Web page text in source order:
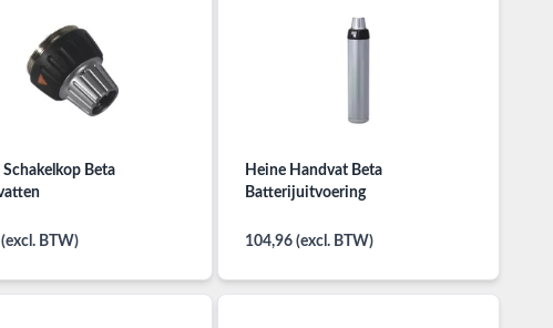
Schakelkop Beta
BTW)
Heine Handvat Beta
Batterijuitvoering
104,96 (excl. BTW)